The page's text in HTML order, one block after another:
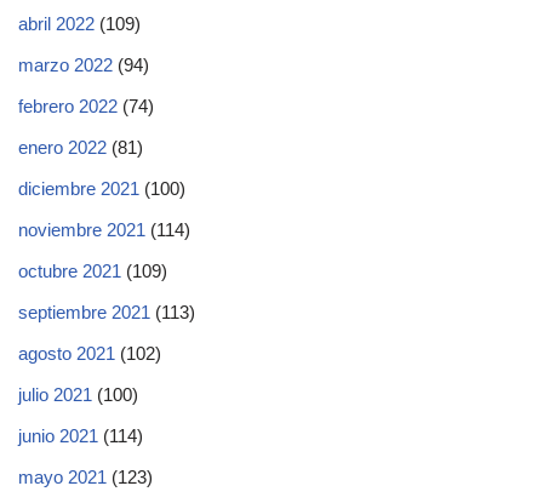
abril 2022 (109)
marzo 2022 (94)
febrero 2022 (74)
enero 2022 (81)
diciembre 2021 (100)
noviembre 2021 (114)
octubre 2021 (109)
septiembre 2021 (113)
agosto 2021 (102)
julio 2021 (100)
junio 2021 (114)
mayo 2021 (123)